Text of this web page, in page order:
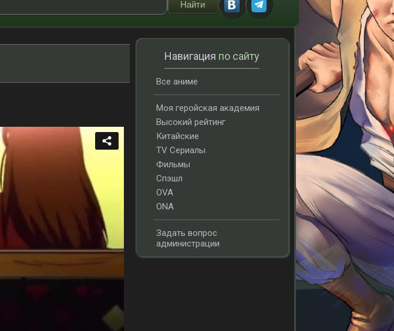
Навигация по сайту
Все аниме
Моя геройская академия
Высокий рейтинг
Китайские
TV Сериалы
Фильмы
Спэшл
OVA
ONA
Задать вопрос
администрации